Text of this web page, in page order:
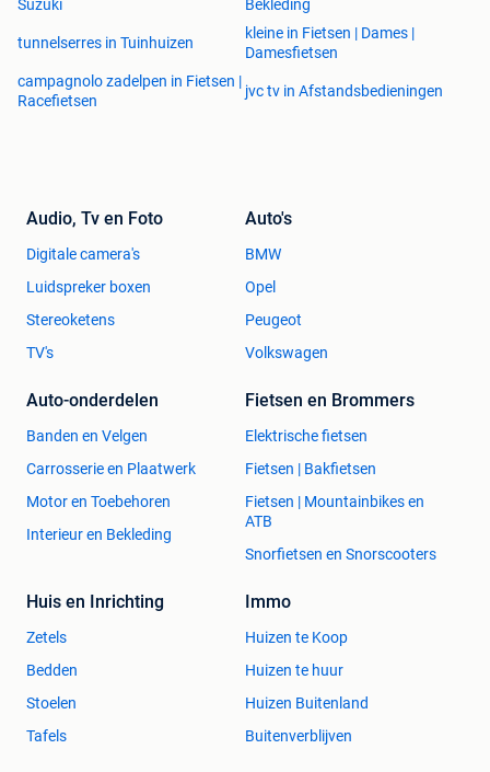
Suzuki
Bekleding
tunnelserres in Tuinhuizen
kleine in Fietsen | Dames |
Damesfietsen
campagnolo zadelpen in Fietsen |
Racefietsen
jvc tv in Afstandsbedieningen
Audio, Tv en Foto
Digitale camera's
Luidspreker boxen
Stereoketens
TV's
Auto's
BMW
Opel
Peugeot
Volkswagen
Auto-onderdelen
Banden en Velgen
Carrosserie en Plaatwerk
Motor en Toebehoren
Interieur en Bekleding
Fietsen en Brommers
Elektrische fietsen
Fietsen | Bakfietsen
Fietsen | Mountainbikes en
ATB
Snorfietsen en Snorscooters
Huis en Inrichting
Zetels
Bedden
Stoelen
Tafels
Immo
Huizen te Koop
Huizen te huur
Huizen Buitenland
Buitenverblijven